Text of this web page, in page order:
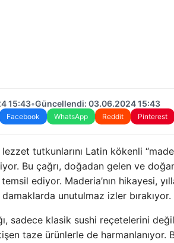
15:43•Güncellendi: 03.06.2024 15:43
Facebook WhatsApp Reddit Pinterest
lezzet tutkunlarını Latin kökenli
Bu çağrı, doğadan gelen ve
ediyor. Maderia’nın hikayesi,
unutulmaz izler bırakıyor.
sadece klasik sushi reçetelerini
taze ürünlerle de harmanlanıyor.